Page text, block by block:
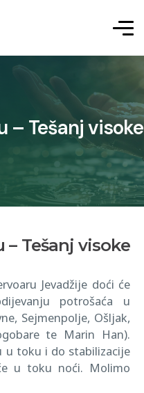
– Tešanj visoke
Tešanj visoke
Jevadžije doći će
potrošaća u
Sejmenpolje, Ošljak,
te Marin Han).
u toku i do stabilizacije
u toku noći. Molimo